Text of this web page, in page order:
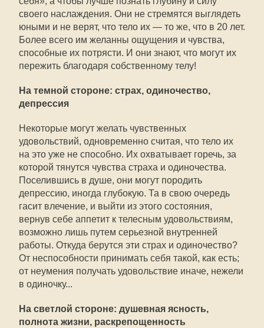
своего наслаждения. Они не стремятся выглядеть
юными и не верят, что тело их — то же, что в 20 лет.
Более всего им желанны ощущения и чувства,
способные их потрясти. И они знают, что могут их
пережить благодаря собственному телу!
На темной стороне: страх, одиночество,
депрессия
Некоторые могут желать чувственных
удовольствий, одновременно считая, что тело их
на это уже не способно. Их охватывает горечь, за
которой тянутся чувства страха и одиночества.
Поселившись в душе, они могут породить
депрессию, иногда глубокую. Та в свою очередь
гасит влечение, и выйти из этого состояния,
вернув себе аппетит к телесным удовольствиям,
возможно лишь путем серьезной внутренней
работы. Откуда берутся эти страх и одиночество?
От неспособности принимать себя такой, как есть;
от неумения получать удовольствие иначе, нежели
в одиночку...
На светлой стороне: душевная ясность,
полнота жизни, раскрепощенность